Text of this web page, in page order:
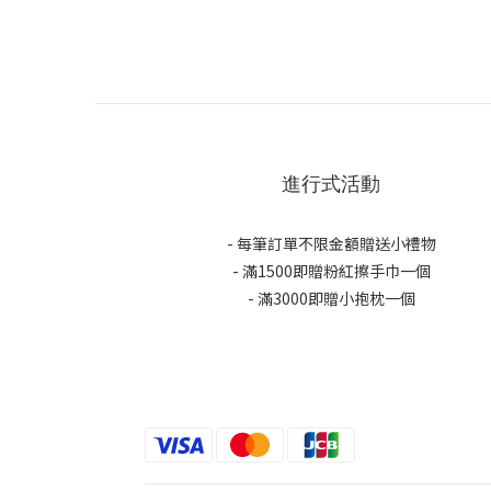
進行式活動
- 每筆訂單不限金額贈送小禮物
- 滿1500即贈粉紅擦手巾一個
- 滿3000即贈小抱枕一個